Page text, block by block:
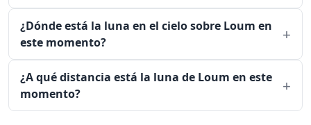
¿Dónde está la luna en el cielo sobre Loum en
este momento?
¿A qué distancia está la luna de Loum en este
momento?